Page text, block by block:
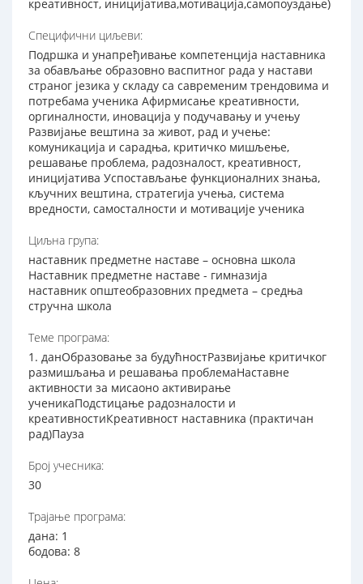
креативност, иницијатива,мотивацијa,самопоуздање)
Специфични циљеви:
Подршка и унапређивање компетенција наставника
за обављање образовно васпитног рада у настави
страног језика у складу са савременим трендовима и
потребама ученика Афирмисање креативности,
оргиналности, иновација у подучавању и учењу
Развијање вештина за живот, рад и учење:
комуникација и сарадња, критичко мишљење,
решавање проблема, радозналост, креативност,
иницијатива Успостављање функционалних знања,
кључних вештина, стратегија учења, система
вредности, самосталности и мотивације ученика
Циљна група:
наставник предметне наставе – основна школа
Наставник предметне наставе - гимназија
наставник општеобразовних предмета – средња
стручна школа
Теме програма:
1. данОбразовање за будућностРазвијање критичког
размишљања и решавања проблемаНаставне
активности за мисаоно активирање
ученикаПодстицање радозналости и
креативностиКреативност наставника (практичан
рад)Пауза
Број учесника:
30
Трајање програма:
дана: 1
бодова: 8